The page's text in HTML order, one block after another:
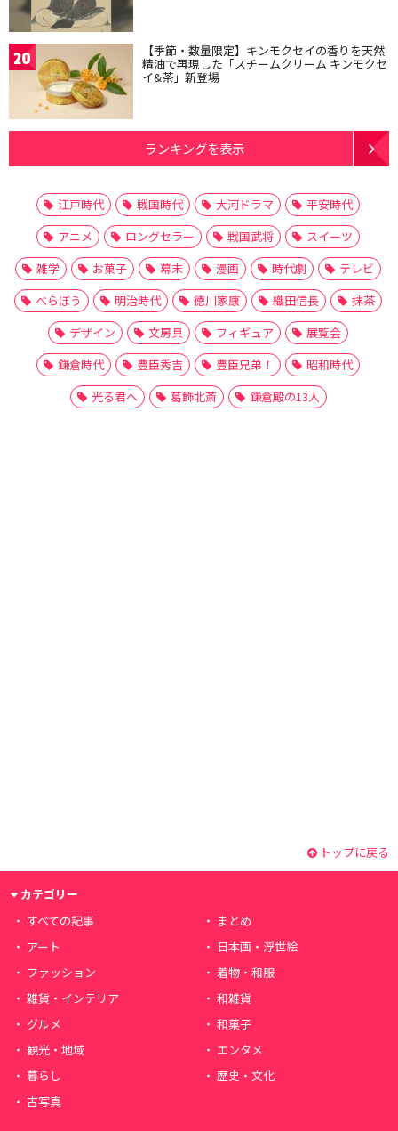
20 【季節・数量限定】キンモクセイの香りを天然
精油で再現した「スチームクリーム キンモクセ
イ&茶」新登場
ランキングを表示
江戸時代 戦国時代 大河ドラマ
平安時代
アニメ
ロングセラー 戦国武将
スイーツ
雑学
お菓子 幕末 漫画 時代劇
テレビ
べらぼう
明治時代 徳川家康 織田信長
抹茶
デザイン
文房具 フィギュア
展覧会
鎌倉時代
豊臣秀吉 豊臣兄弟！
昭和時代
光る君へ
葛飾北斎 鎌倉殿の13人
トップに戻る
カテゴリー
すべての記事
まとめ
アート
日本画・浮世絵
ファッション
着物・和服
雑貨・インテリア
和雑貨
グルメ
和菓子
観光・地域
エンタメ
暮らし
歴史・文化
古写真